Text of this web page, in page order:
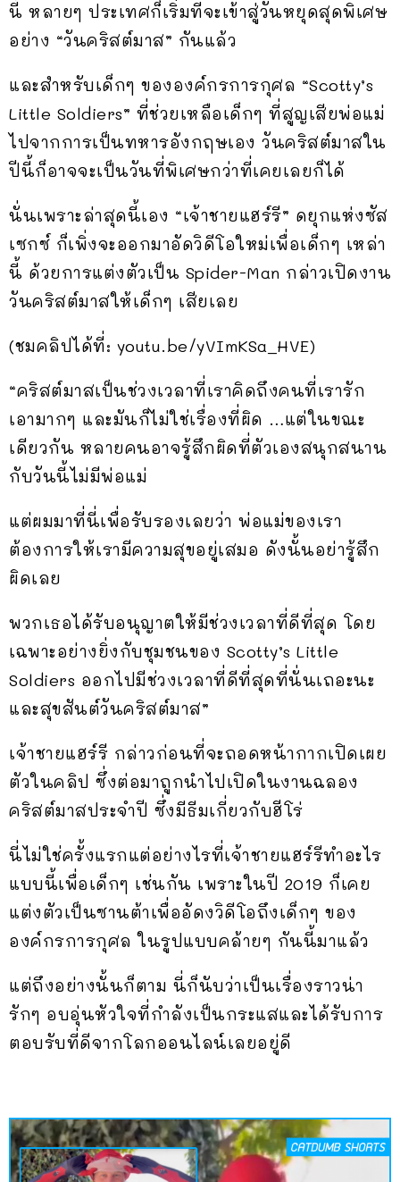
นี้ หลายๆ ประเทศก็เริ่มที่จะเข้าสู่วันหยุดสุดพิเศษ
อย่าง “วันคริสต์มาส” กันแล้ว
และสำหรับเด็กๆ ขององค์กรการกุศล “Scotty’s
Little Soldiers” ที่ช่วยเหลือเด็กๆ ที่สูญเสียพ่อแม่
ไปจากการเป็นทหารอังกฤษเอง วันคริสต์มาสใน
ปีนี้ก็อาจจะเป็นวันที่พิเศษกว่าที่เคยเลยก็ได้
นั่นเพราะล่าสุดนี้เอง “เจ้าชายแฮร์รี” ดยุกแห่งซัส
เซกซ์ ก็เพิ่งจะออกมาอัดวิดีโอใหม่เพื่อเด็กๆ เหล่า
นี้ ด้วยการแต่งตัวเป็น Spider-Man กล่าวเปิดงาน
วันคริสต์มาสให้เด็กๆ เสียเลย
(ชมคลิปได้ที่: youtu.be/yVImKSa_HVE)
“คริสต์มาสเป็นช่วงเวลาที่เราคิดถึงคนที่เรารัก
เอามากๆ และมันก็ไม่ใช่เรื่องที่ผิด …แต่ในขณะ
เดียวกัน หลายคนอาจรู้สึกผิดที่ตัวเองสนุกสนาน
กับวันนี้ไม่มีพ่อแม่
แต่ผมมาที่นี่เพื่อรับรองเลยว่า พ่อแม่ของเรา
ต้องการให้เรามีความสุขอยู่เสมอ ดังนั้นอย่ารู้สึก
ผิดเลย
พวกเธอได้รับอนุญาตให้มีช่วงเวลาที่ดีที่สุด โดย
เฉพาะอย่างยิ่งกับชุมชนของ Scotty’s Little
Soldiers ออกไปมีช่วงเวลาที่ดีที่สุดที่นั่นเถอะนะ
และสุขสันต์วันคริสต์มาส”
เจ้าชายแฮร์รี กล่าวก่อนที่จะถอดหน้ากากเปิดเผย
ตัวในคลิป ซึ่งต่อมาถูกนำไปเปิดในงานฉลอง
คริสต์มาสประจำปี ซึ่งมีธีมเกี่ยวกับฮีโร่
นี่ไม่ใช่ครั้งแรกแต่อย่างไรที่เจ้าชายแฮร์รีทำอะไร
แบบนี้เพื่อเด็กๆ เช่นกัน เพราะในปี 2019 ก็เคย
แต่งตัวเป็นซานต้าเพื่ออัดงวิดีโอถึงเด็กๆ ของ
องค์กรการกุศล ในรูปแบบคล้ายๆ กันนี้มาแล้ว
แต่ถึงอย่างนั้นก็ตาม นี่ก็นับว่าเป็นเรื่องราวน่า
รักๆ อบอุ่นหัวใจที่กำลังเป็นกระแสและได้รับการ
ตอบรับที่ดีจากโลกออนไลน์เลยอยู่ดี